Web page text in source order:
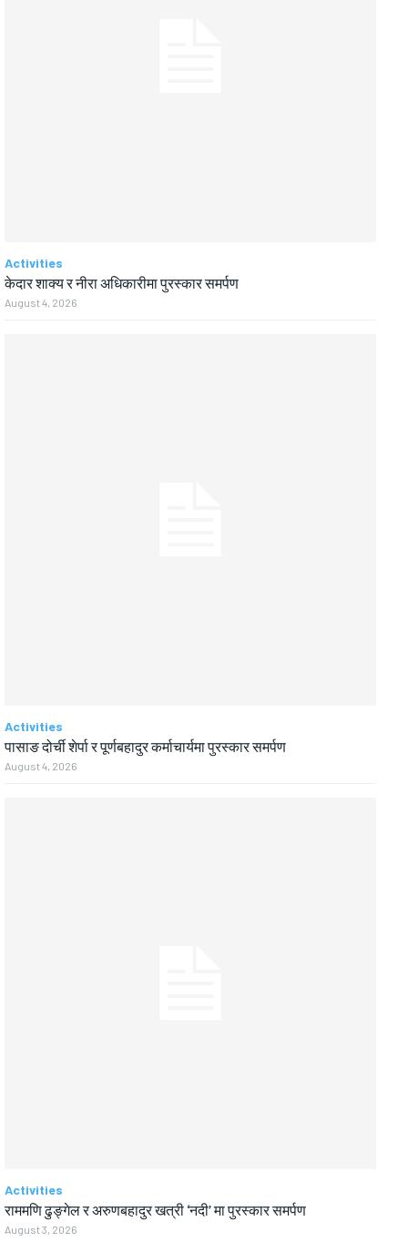
Activities
केदार शाक्य र नीरा अधिकारीमा पुरस्कार समर्पण
August 4, 2026
Activities
पासाङ दोर्ची शेर्पा र पूर्णबहादुर कर्माचार्यमा पुरस्कार समर्पण
August 4, 2026
Activities
राममणि ढुङ्गेल र अरुणबहादुर खत्री ‘नदी’ मा पुरस्कार समर्पण
August 3, 2026